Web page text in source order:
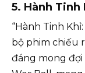
5. Hành Tinh
“Hành Tinh
bộ phim chiếu
đáng mong